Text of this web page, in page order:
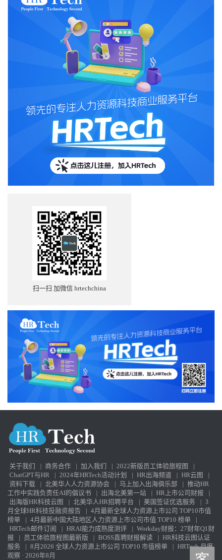
扫一扫 加微信 hrtechchina
关于我们 | 商务合作 | 加入我们 | 2022新版员工体验旅程图
|
ChatGPT与HR
| 2024年HRTech活动计划 | HR出海频道 | HR云图
|
资料下载
| 北美华人人力资源协会 | 马上加入出海俱乐部 | 推动HR
工作中实践负责任AI的倡议书
| 出海北美第一站 | HR上市公司财报
|
出海版HR科技云图
| 北美华人HR招聘平台 | 美国签证优选服务 | 3
月全球HR科技投融资报告
| 4月最新全球人力资源上市公司 TOP10市值
榜单
| 4月最新中国大陆地区人力资源上市公司市值 TOP10 榜单
|
HRTech邮件订阅
| HRAI能力成熟度测评 | Workday财报：27财年Q1财
报
| 员工体验旅程图最新版 | BOSS直聘财报解读 | HR科技云图认证
服务
| 8月2026 全球人力资源上市公司 TOP10 市值榜单 | HRTech 月度
观察 · 2026年8月